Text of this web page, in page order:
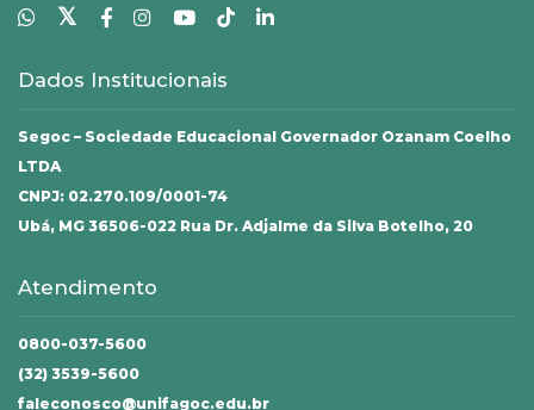
𝕏
Dados Institucionais
Segoc – Sociedade Educacional Governador Ozanam Coelho
LTDA
CNPJ: 02.270.109/0001-74
Ubá, MG 36506-022 Rua Dr. Adjalme da Silva Botelho, 20
Atendimento
0800-037-5600
(32) 3539-5600
faleconosco@unifagoc.edu.br